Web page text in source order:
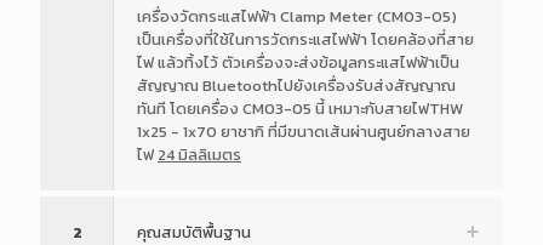
เครื่องวัดกระแสไฟฟ้า Clamp Meter (CM03-05)
เป็นเครื่องที่ใช้ในการวัดกระแสไฟฟ้า โดยคล้องที่สาย
ไฟ แล้วทิ้งไว้ ตัวเครื่องจะส่งข้อมูลกระแสไฟฟ้าเป็น
สัญญาณ Bluetoothไปยังเครื่องรับส่งสัญญาณ
ทันที โดยเครื่อง CM03-05 นี้ เหมาะกับสายไฟTHW
1x25 - 1x70 ยาชากิ ที่มีขนาดเส้นผ่านศูนย์กลางสาย
ไฟ 24 มิลลิเมตร
2 คุณสมบัติพื้นฐาน